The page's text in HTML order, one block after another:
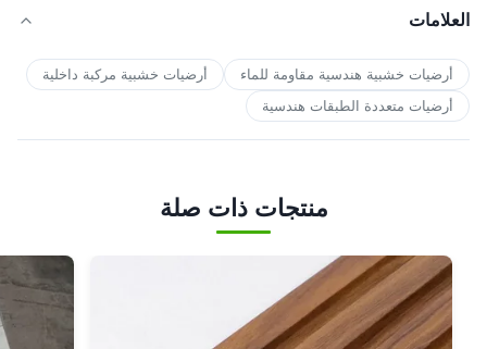
العلامات
أرضيات خشبية هندسية مقاومة للماء
أرضيات خشبية مركبة داخلية
أرضيات متعددة الطبقات هندسية
منتجات ذات صلة